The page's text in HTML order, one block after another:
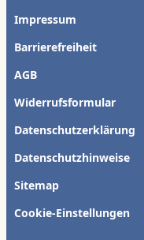
Impressum
Barrierefreiheit
AGB
Widerrufsformular
Datenschutzerklärung
Datenschutzhinweise
Sitemap
Cookie-Einstellungen